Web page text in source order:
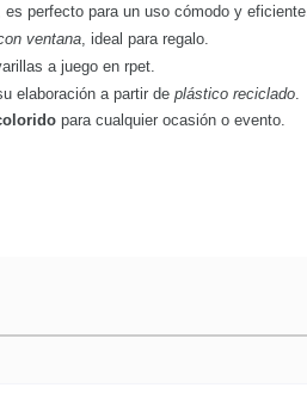
perfecto para un uso cómodo y eficiente.
ventana , ideal para regalo.
a juego en rpet.
elaboración a partir deplástico reciclado
para cualquier ocasión o evento.